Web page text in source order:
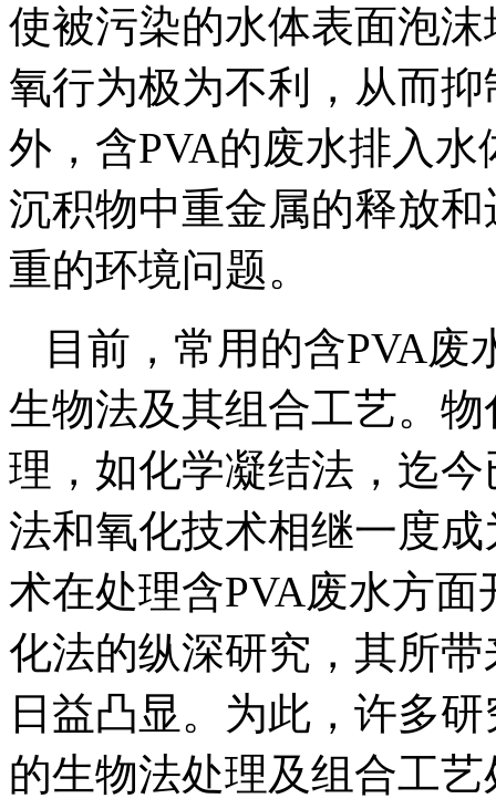
使被污染的水体表面泡
氧行为极为不利，从而
外，含PVA的废水排入
沉积物中重金属的释放
重的环境问题。
目前，常用的含PVA
生物法及其组合工艺。
理，如化学凝结法，迄
法和氧化技术相继一度
术在处理含PVA废水方
化法的纵深研究，其所
日益凸显。为此，许多
的生物法处理及组合工